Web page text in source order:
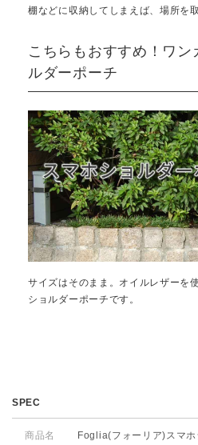
棚などに収納してしまえば、場所を
こちらもおすすめ！ワン
ルダーポーチ
サイズはそのまま。オイルレザーを
ショルダーポーチです。
SPEC
商品名 Foglia(フォーリア)スマホ